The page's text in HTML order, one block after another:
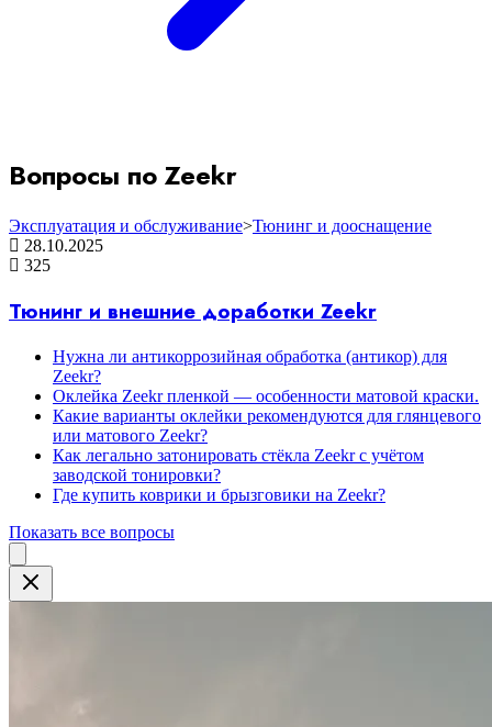
Вопросы по Zeekr
Эксплуатация и обслуживание>Тюнинг и дооснащение
28.10.2025
325
Тюнинг и внешние доработки Zeekr
Нужна ли антикоррозийная обработка (антикор) для
Zeekr?
Оклейка Zeekr пленкой — особенности матовой краски.
Какие варианты оклейки рекомендуются для глянцевого
или матового Zeekr?
Как легально затонировать стёкла Zeekr с учётом
заводской тонировки?
Где купить коврики и брызговики на Zeekr?
Показать все вопросы
Close